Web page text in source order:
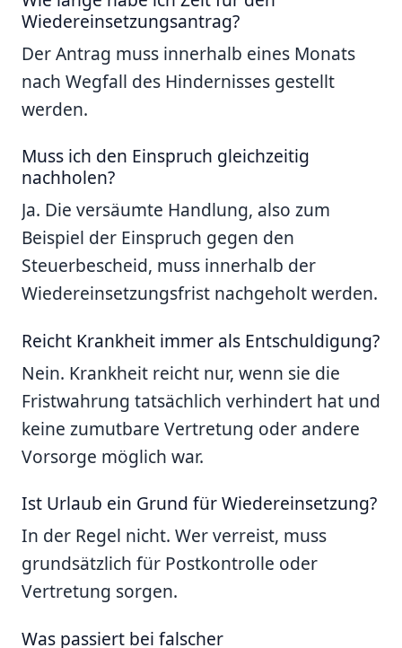
Wiedereinsetzungsantrag?
Der Antrag muss innerhalb eines Monats
nach Wegfall des Hindernisses gestellt
werden.
Muss ich den Einspruch gleichzeitig
nachholen?
Ja. Die versäumte Handlung, also zum
Beispiel der Einspruch gegen den
Steuerbescheid, muss innerhalb der
Wiedereinsetzungsfrist nachgeholt werden.
Reicht Krankheit immer als Entschuldigung?
Nein. Krankheit reicht nur, wenn sie die
Fristwahrung tatsächlich verhindert hat und
keine zumutbare Vertretung oder andere
Vorsorge möglich war.
Ist Urlaub ein Grund für Wiedereinsetzung?
In der Regel nicht. Wer verreist, muss
grundsätzlich für Postkontrolle oder
Vertretung sorgen.
Was passiert bei falscher